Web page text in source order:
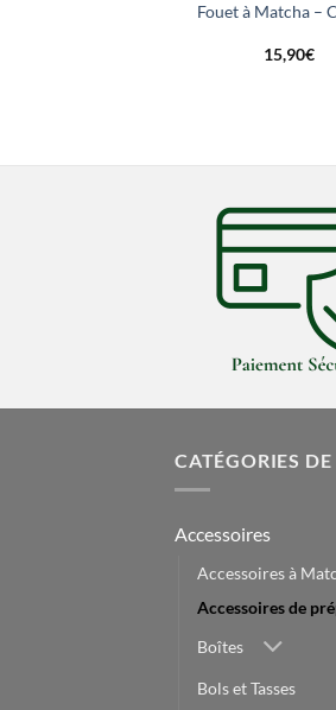
Fouet à Matcha –
15,90€
CATÉGORIES
Accessoires
Accessoires à
Accessoires de
Boîtes
Bols et Tasses